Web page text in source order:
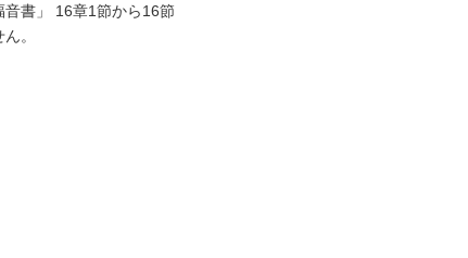
書」 16章1節から16節
。